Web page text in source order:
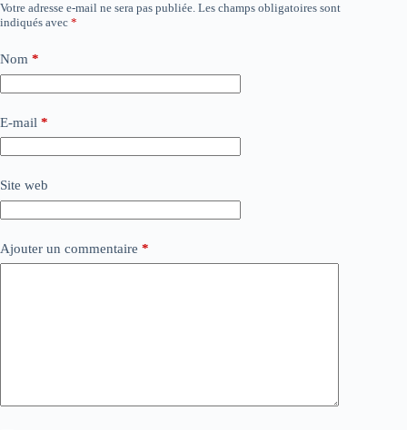
Votre adresse e-mail ne sera pas publiée. Les champs obligatoires sont
indiqués avec *
Nom *
E-mail *
Site web
Ajouter un commentaire *